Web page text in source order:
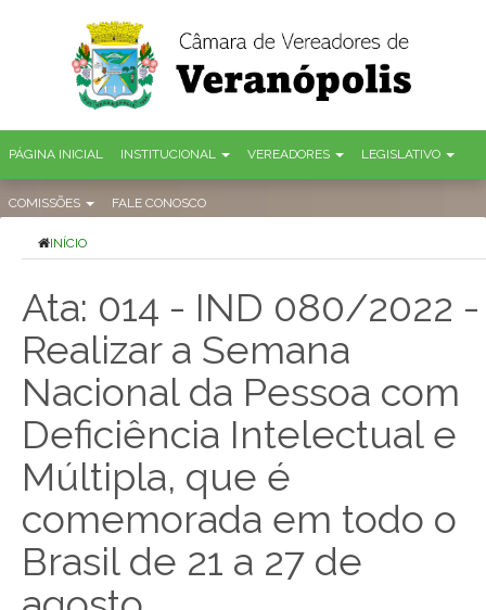
PÁGINA INICIAL INSTITUCIONAL VEREADORES LEGISLATIVO
COMISSÕES FALE CONOSCO
INÍCIO
Ata: 014 - IND 080/2022 -
Realizar a Semana
Nacional da Pessoa com
Deficiência Intelectual e
Múltipla, que é
comemorada em todo o
Brasil de 21 a 27 de